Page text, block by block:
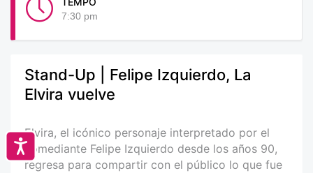
Accesibilidad
7:30 pm
Stand-Up | Felipe Izquierdo, La
Elvira vuelve
Elvira, el icónico personaje interpretado por el
comediante Felipe Izquierdo desde los años 90,
regresa para compartir con el público lo que fue